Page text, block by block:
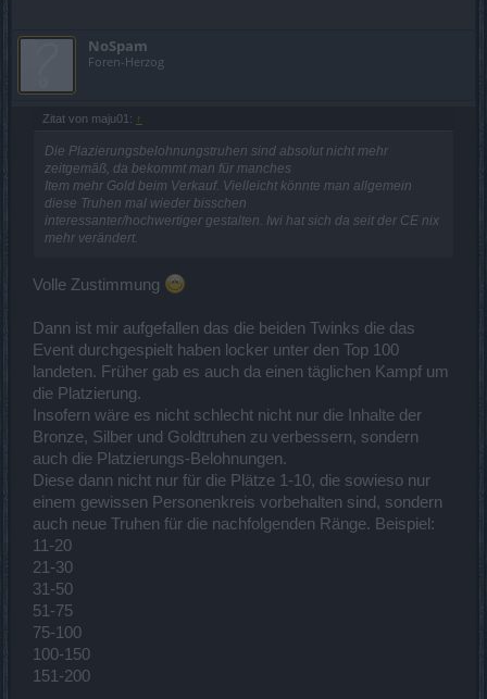
NoSpam
Foren-Herzog
Zitat von maju01: ↑
Die Plazierungsbelohnungstruhen sind absolut nicht mehr
zeitgemäß, da bekommt man für manches
Item mehr Gold beim Verkauf. Vielleicht könnte man allgemein
diese Truhen mal wieder bisschen
interessanter/hochwertiger gestalten. Iwi hat sich da seit der CE nix
mehr verändert.
Volle Zustimmung
Dann ist mir aufgefallen das die beiden Twinks die das
Event durchgespielt haben locker unter den Top 100
landeten. Früher gab es auch da einen täglichen Kampf um
die Platzierung.
Insofern wäre es nicht schlecht nicht nur die Inhalte der
Bronze, Silber und Goldtruhen zu verbessern, sondern
auch die Platzierungs-Belohnungen.
Diese dann nicht nur für die Plätze 1-10, die sowieso nur
einem gewissen Personenkreis vorbehalten sind, sondern
auch neue Truhen für die nachfolgenden Ränge. Beispiel:
11-20
21-30
31-50
51-75
75-100
100-150
151-200